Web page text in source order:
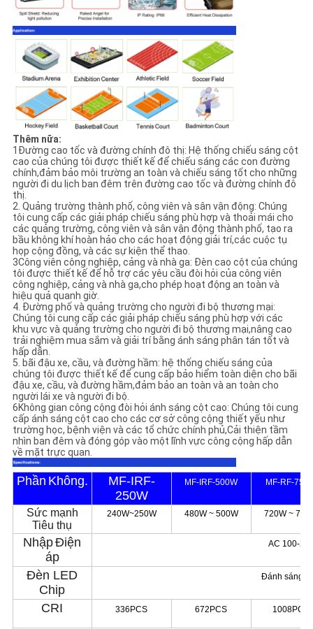
Thêm nữa:
1Đường cao tốc và đường chính đô thị: Hệ thống chiếu sáng cột
cao của chúng tôi được thiết kế để chiếu sáng các con đường
chính,đảm bảo môi trường an toàn và chiếu sáng tốt cho những
người đi du lịch ban đêm trên đường cao tốc và đường chính đô
thị.
2. Quảng trường thành phố, công viên và sân vận động: Chúng
tôi cung cấp các giải pháp chiếu sáng phù hợp và thoải mái cho
các quảng trường, công viên và sân vận động thành phố, tạo ra
bầu không khí hoàn hảo cho các hoạt động giải trí,các cuộc tụ
họp cộng đồng, và các sự kiện thể thao.
3Công viên công nghiệp, cảng và nhà ga: Đèn cao cột của chúng
tôi được thiết kế để hỗ trợ các yêu cầu đòi hỏi của công viên
công nghiệp, cảng và nhà ga,cho phép hoạt động an toàn và
hiệu quả quanh giờ.
4. Đường phố và quảng trường cho người đi bộ thương mại:
Chúng tôi cung cấp các giải pháp chiếu sáng phù hợp với các
khu vực và quảng trường cho người đi bộ thương mại,nâng cao
trải nghiệm mua sắm và giải trí bằng ánh sáng phân tán tốt và
hấp dẫn.
5. bãi đậu xe, cầu, và đường hầm: hệ thống chiếu sáng của
chúng tôi được thiết kế để cung cấp bảo hiểm toàn diện cho bãi
đậu xe, cầu, và đường hầm,đảm bảo an toàn và an toàn cho
người lái xe và người đi bộ.
6Không gian công cộng đòi hỏi ánh sáng cột cao: Chúng tôi cung
cấp ánh sáng cột cao cho các cơ sở công cộng thiết yếu như
trường học, bệnh viện và các tổ chức chính phủ,Cải thiện tầm
nhìn ban đêm và đóng góp vào một lĩnh vực công cộng hấp dẫn
về mặt trực quan.
Phần Không.
MF-IRF-
250W
MF-IRF-500W MF-RF-
Sức mạnh
Tiêu thụ
240W~250W 480W ~ 500W 720W ~
NhậpĐiện
áp
AC 100-
Đèn LED
Chip
Đánh sáng"/
CRI 336PCS 672PCS 1008PCS